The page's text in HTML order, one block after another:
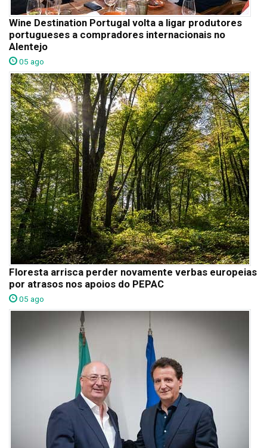
Wine Destination Portugal volta a ligar produtores
portugueses a compradores internacionais no
Alentejo
05 ago
Floresta arrisca perder novamente verbas europeias
por atrasos nos apoios do PEPAC
05 ago